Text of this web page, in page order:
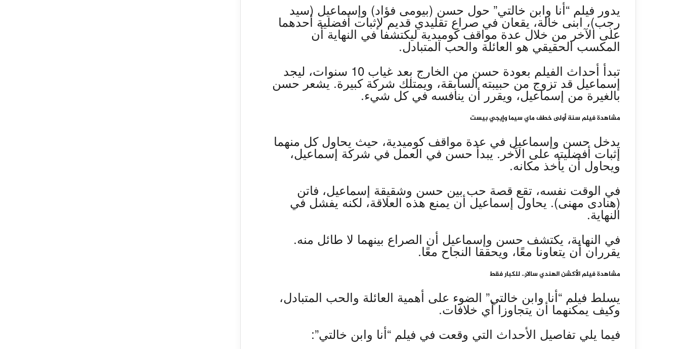
يدور فيلم “أنا وابن خالتي” حول حسن (بيومى فؤاد) وإسماعيل (سيد
رجب)، ابنى خالة، يقعان في صراع تقليدي قديم لإثبات أفضلية أحدهما
على الآخر من خلال عدة مواقف كوميدية ليكتشفا في النهاية أن
المكسب الحقيقي هو العائلة والحب المتبادل.
تبدأ أحداث الفيلم بعودة حسن من الخارج بعد غياب 10 سنوات، ليجد
إسماعيل قد تزوج من حبيبته السابقة، ويمتلك شركة كبيرة. يشعر حسن
بالغيرة من إسماعيل، ويقرر أن ينافسه في كل شيء.
مشاهدة فيلم سنة أولى خطف ماي سيما وإيجي بيست
يدخل حسن وإسماعيل في عدة مواقف كوميدية، حيث يحاول كل منهما
إثبات أفضليته على الآخر. يبدأ حسن في العمل في شركة إسماعيل،
ويحاول أن يأخذ مكانه.
في الوقت نفسه، تقع قصة حب بين حسن وشقيقة إسماعيل، فاتن
(هنادى مهنى). يحاول إسماعيل أن يمنع هذه العلاقة، لكنه يفشل في
النهاية.
في النهاية، يكتشف حسن وإسماعيل أن الصراع بينهما لا طائل منه.
يقرران أن يتعاونا معًا، ويحققا النجاح معًا.
مشاهدة فيلم الأكشن الهندي سالار.. للكبار فقط
يسلط فيلم “أنا وابن خالتي” الضوء على أهمية العائلة والحب المتبادل،
وكيف يمكنهما أن يتجاوزا أي خلافات.
فيما يلي تفاصيل الأحداث التي وقعت في فيلم “أنا وابن خالتي”: